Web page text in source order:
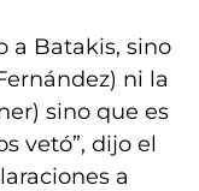
a Batakis, sino
ni la
sino que es
vetó”, dijo el
a